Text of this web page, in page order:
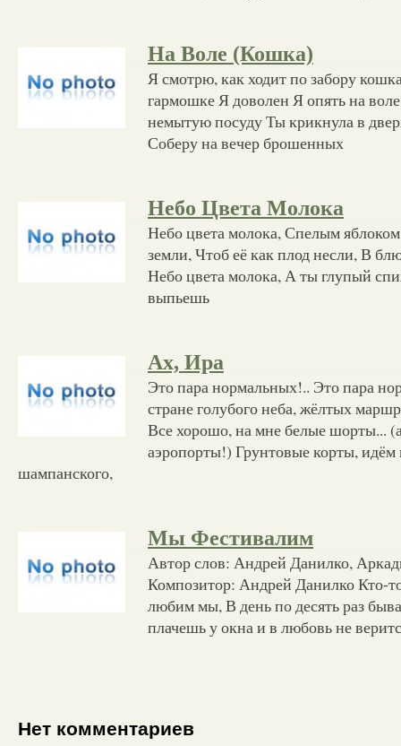
На Воле (Кошка)
Я смотрю, как ходит по забору
гармошке Я доволен Я опять на
немытую посуду Ты крикнула в
Соберу на вечер брошенных
Небо Цвета Молока
Небо цвета молока, Спелым
земли, Чтоб её как плод несли, В
Небо цвета молока, А ты глупый
выпьешь
Ах, Ира
Это пара нормальных!.. Это пара
стране голубого неба, жёлтых
Все хорошо, на мне белые шорты...
аэропорты!) Грунтовые корты, идём
шампанского,
Мы Фестивалим
Автор слов: Андрей Данилко,
Композитор: Андрей Данилко Кто-
любим мы, В день по десять раз
плачешь у окна и в любовь не
Нет комментариев